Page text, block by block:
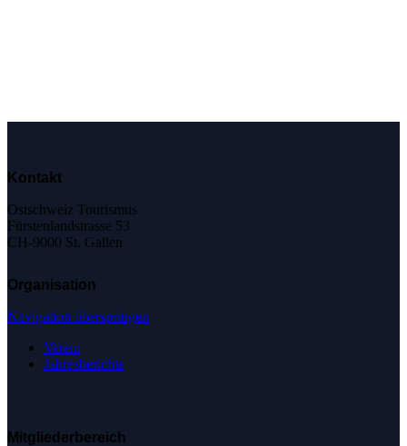
Kontakt
Ostschweiz Tourismus
Fürstenlandstrasse 53
CH-9000 St. Gallen
Organisation
Navigation überspringen
Verein
Jahresberichte
Mitgliederbereich